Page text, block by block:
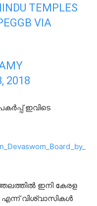
TEMPLES
VIA
2018
ഇവിടെ
ഇനി കേരള
എന്ന് വിശ്വാസികൾ